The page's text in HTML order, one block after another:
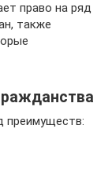
право на ряд
также
преимуществ: